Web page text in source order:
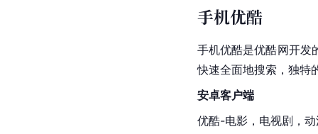
手机优酷
手机优酷是优酷网开发
快速全面地搜索，独特
安卓客户端
优酷-电影，电视剧，